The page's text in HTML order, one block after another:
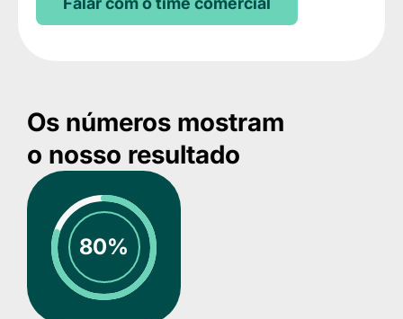
Os números mostram
o nosso resultado
80%